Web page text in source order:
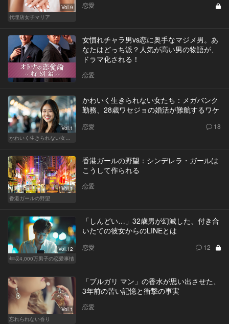
Vol.9
代理店女子マリア
恋愛
女慣れチャラ男vs恋に奥手なマジメ男。あ
なたはどっち派？人気が高い男の物語が、
ドラマ化される！
恋愛
Vol.1
かわいく生きられない女たち：メガバンク
勤務、28歳ワセジョの婚活が難航するワケ
恋愛 18
Vol.1
香港ガールの野望
香港ガールの野望：シンデレラ・ガールは
こうして作られる
恋愛
Vol.12
年収4,000万男子の恋愛事情
「しんどい…」32歳男が幻滅した、付き合
いたての彼女からのLINEとは
恋愛 12
Vol.1
忘れられない香り
「ブルガリ マン」の香水が思い出させた、
3年前の苦い記憶と衝撃の事実
恋愛